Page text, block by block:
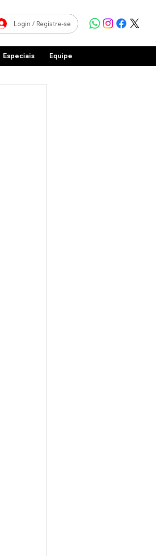
Login / Registre-se
Especiais Equipe